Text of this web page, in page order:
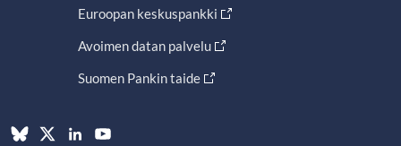
Euroopan keskuspankki
Avoimen datan palvelu
Suomen Pankin taide